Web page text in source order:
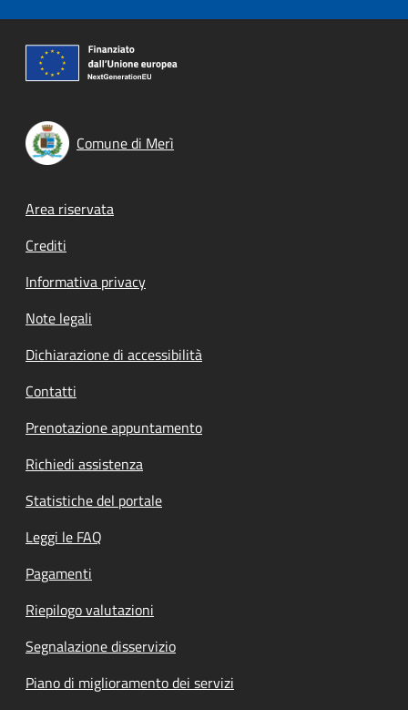
Comune di Merì
Footer menu
Area riservata
Crediti
Informativa privacy
Note legali
Dichiarazione di accessibilità
Contatti
Prenotazione appuntamento
Richiedi assistenza
Statistiche del portale
Leggi le FAQ
Pagamenti
Riepilogo valutazioni
Segnalazione disservizio
Piano di miglioramento dei servizi